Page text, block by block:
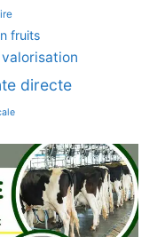
fruits
valorisation
directe